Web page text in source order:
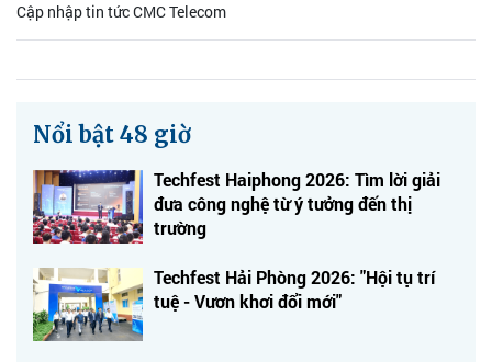
Cập nhập tin tức CMC Telecom
Nổi bật 48 giờ
Techfest Haiphong 2026: Tìm lời giải
đưa công nghệ từ ý tưởng đến thị
trường
Techfest Hải Phòng 2026: "Hội tụ trí
tuệ - Vươn khơi đổi mới"